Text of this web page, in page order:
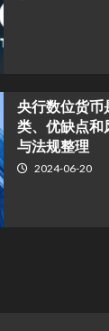
央行数位货币
类、优缺点和
与法规整理
2024-06-20